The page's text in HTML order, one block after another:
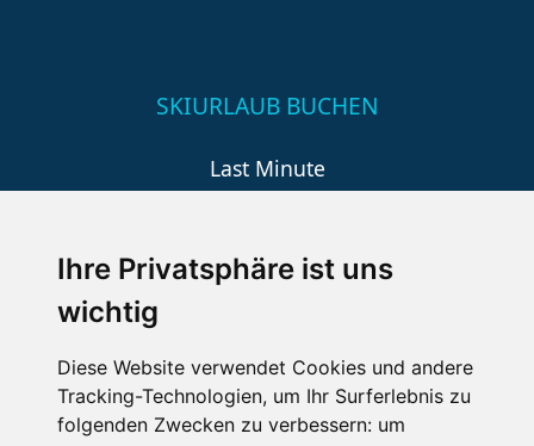
Ihre Privatsphäre ist uns
wichtig
Diese Website verwendet Cookies und andere
Tracking-Technologien, um Ihr Surferlebnis zu
folgenden Zwecken zu verbessern: um
SKIURLAUB BUCHEN
Last Minute
Wellness
SCHNEEHÖHEN SKI APP
Die Schneehoehen Ski APP für iOS und Android - Ein